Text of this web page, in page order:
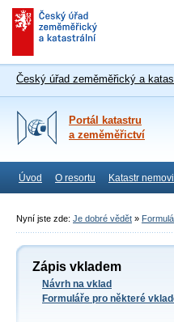
Český úřad zeměměřický a
Portál katastru
a zeměměřictví
Úvod O resortu Katastr
Nyní jste zde: Je dobré vědět »
Zápis vkladem
Návrh na vklad
Formuláře pro některé